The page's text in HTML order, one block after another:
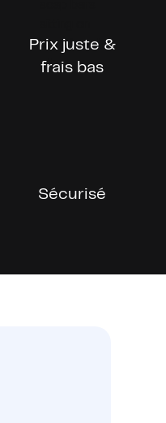
Prix juste &
frais bas
Sécurisé